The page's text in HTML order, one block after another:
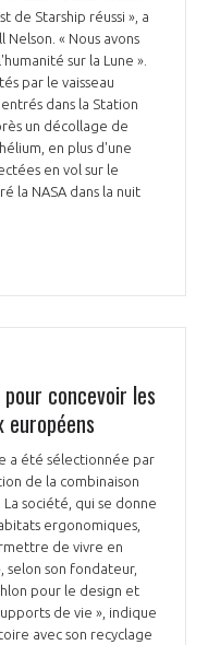
de Starship réussi », a
Nelson. « Nous avons
sur la Lune ».
par le vaisseau
dans la Station
un décollage de
en plus d'une
en vol sur le
la NASA dans la nuit
concevoir les
a été sélectionnée par
de la combinaison
société, qui se donne
ergonomiques,
de vivre en
selon son fondateur,
pour le design et
de vie », indique
avec son recyclage